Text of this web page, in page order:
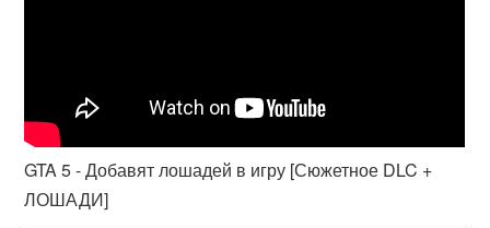
GTA 5 - Добавят лошадей в игру [Сюжетное DLC +
ЛОШАДИ]